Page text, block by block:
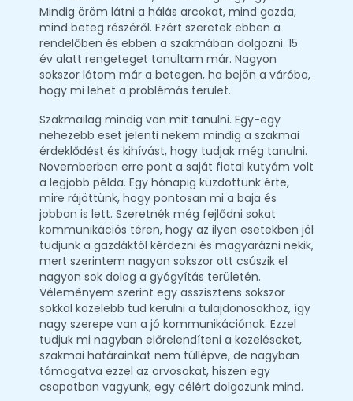
Mindig öröm látni a hálás arcokat, mind gazda,
mind beteg részéről. Ezért szeretek ebben a
rendelőben és ebben a szakmában dolgozni. 15
év alatt rengeteget tanultam már. Nagyon
sokszor látom már a betegen, ha bejön a váróba,
hogy mi lehet a problémás terület.
Szakmailag mindig van mit tanulni. Egy-egy
nehezebb eset jelenti nekem mindig a szakmai
érdeklődést és kihívást, hogy tudjak még tanulni.
Novemberben erre pont a saját fiatal kutyám volt
a legjobb példa. Egy hónapig küzdöttünk érte,
mire rájöttünk, hogy pontosan mi a baja és
jobban is lett. Szeretnék még fejlődni sokat
kommunikációs téren, hogy az ilyen esetekben jól
tudjunk a gazdáktól kérdezni és magyarázni nekik,
mert szerintem nagyon sokszor ott csúszik el
nagyon sok dolog a gyógyítás területén.
Véleményem szerint egy asszisztens sokszor
sokkal közelebb tud kerülni a tulajdonosokhoz, így
nagy szerepe van a jó kommunikációnak. Ezzel
tudjuk mi nagyban előrelendíteni a kezeléseket,
szakmai határainkat nem túllépve, de nagyban
támogatva ezzel az orvosokat, hiszen egy
csapatban vagyunk, egy célért dolgozunk mind.